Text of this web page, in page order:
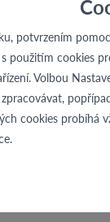
potvrzením
použitím cookies
Volbou
cookies probíhá
Popis